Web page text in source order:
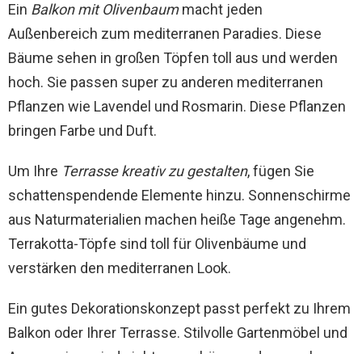
Ein Balkon mit Olivenbaummacht jeden
Außenbereich zum mediterranen Paradies. Diese
Bäume sehen in großen Töpfen toll aus und werden
hoch. Sie passen super zu anderen mediterranen
Pflanzen wie Lavendel und Rosmarin. Diese Pflanzen
bringen Farbe und Duft.
Um Ihre Terrasse kreativ zu gestalten, fügen Sie
schattenspendende Elemente hinzu. Sonnenschirme
aus Naturmaterialien machen heiße Tage angenehm.
Terrakotta-Töpfe sind toll für Olivenbäume und
verstärken den mediterranen Look.
Ein gutes Dekorationskonzept passt perfekt zu Ihrem
Balkon oder Ihrer Terrasse. Stilvolle Gartenmöbel und